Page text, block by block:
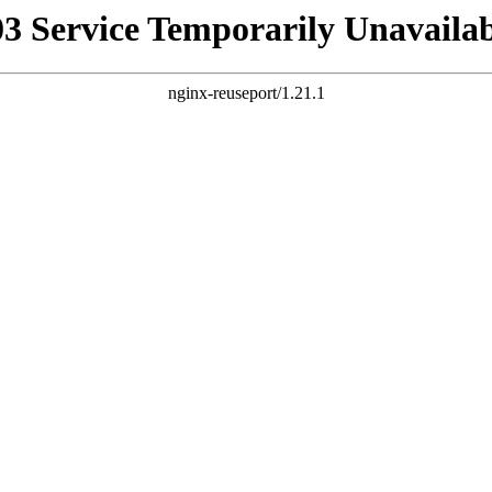
Service Temporarily
nginx-reuseport/1.21.1